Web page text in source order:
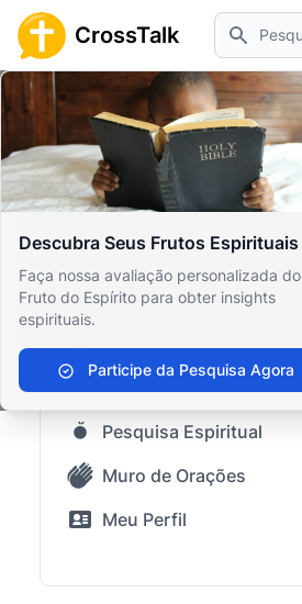
CrossTalk Pesquisar
Descubra Seus Frutos Espirituais
Faça nossa avaliação personalizada do
Fruto do Espírito para obter insights
espirituais.
Participe da Pesquisa Agora
Home Arquivo de Perguntas
Início
Arquivo de Perguntas
Nosso blog
Conteúdo Salvo
Perguntas Populares
Bíblia Sagrada
Pesquisa Espiritual
Muro de Orações
Meu Perfil